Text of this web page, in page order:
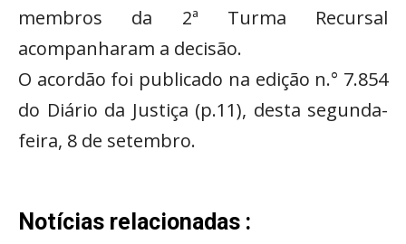
membros da 2ª Turma Recursal
acompanharam a decisão.
O acordão foi publicado na edição n.° 7.854
do Diário da Justiça (p.11), desta segunda-
feira, 8 de setembro.
Notícias relacionadas :